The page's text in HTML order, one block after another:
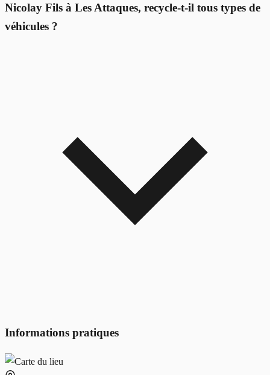
Nicolay Fils à Les Attaques, recycle-t-il tous types de
véhicules ?
Informations pratiques